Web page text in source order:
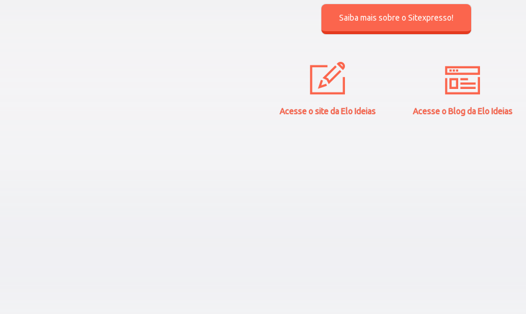
Saiba mais sobre o Sitexpresso!
Acesse o site da Elo Ideias Acesse o Blog da Elo Ideias